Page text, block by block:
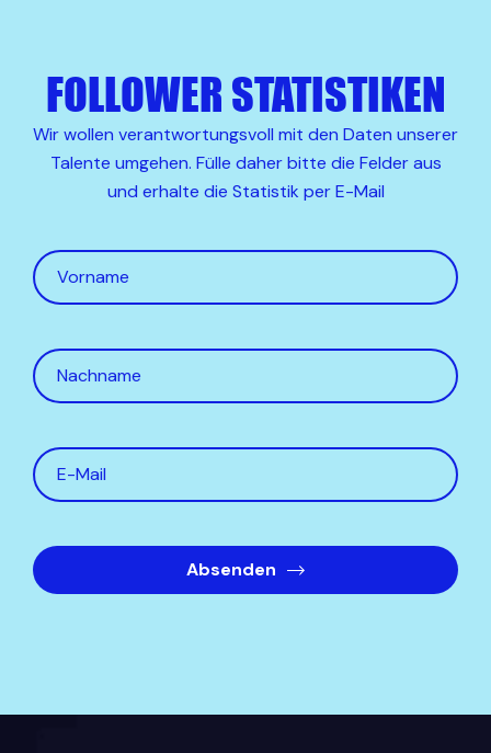
FOLLOWER STATISTIKEN
Wir wollen verantwortungsvoll mit den Daten unserer
Talente umgehen. Fülle daher bitte die Felder aus
und erhalte die Statistik per E-Mail
Absenden